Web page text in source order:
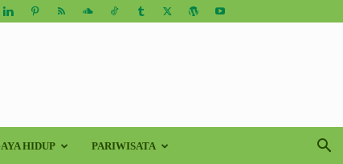
HIDUP PARIWISATA